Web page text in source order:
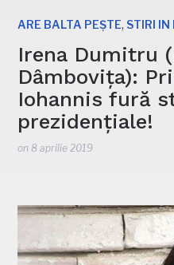
ARE BALTA PEȘTE, STIRI IN
Irena Dumitru
Dâmbovița):
Iohannis fură
prezidențiale!
on8 aprilie 2019